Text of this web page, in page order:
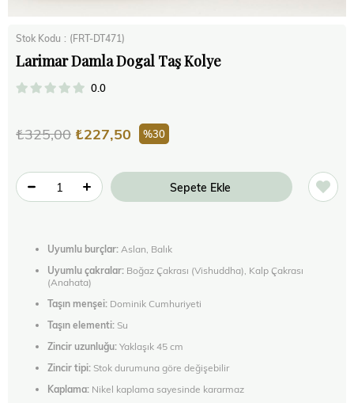
Stok Kodu (FRT-DT471)
Larimar Damla Dogal Taş Kolye
0.0
₺325,00 ₺227,50 30
Uyumlu burçlar: Aslan, Balık
Uyumlu çakralar: Boğaz Çakrası (Vishuddha), Kalp Çakrası
(Anahata)
Taşın menşei: Dominik Cumhuriyeti
Taşın elementi: Su
Zincir uzunluğu:Yaklaşık 45 cm
Zincir tipi: Stok durumuna göre değişebilir
Kaplama: Nikel kaplama sayesinde kararmaz